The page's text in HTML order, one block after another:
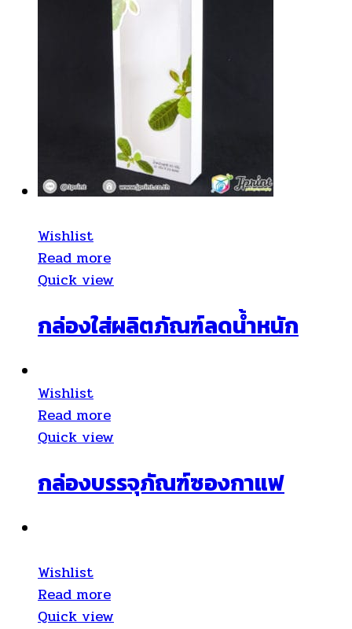
Wishlist
Read more
Quick view
กล่องใส่ผลิตภัณฑ์ลดน้ำหนัก
Wishlist
Read more
Quick view
กล่องบรรจุภัณฑ์ซองกาแฟ
Wishlist
Read more
Quick view